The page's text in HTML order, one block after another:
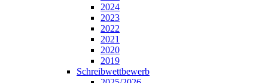
2024
2023
2022
2021
2020
2019
Schreibwettbewerb